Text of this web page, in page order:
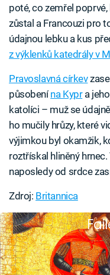
poté, co zemřel
zůstal a Francouzi pro
údajnou lebku a kus
z výklenků katedrály v
Pravoslavná církev
působenína Kypra
katolíci – muž se
ho mučily hrůzy, které
výjimkou byl okamžik,
roztřískal hliněný hrnec.
naposledy od srdce
Zdroj: Britannica